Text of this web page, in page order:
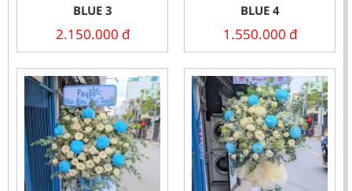
BLUE 3
2.150.000 đ
BLUE 4
1.550.000 đ